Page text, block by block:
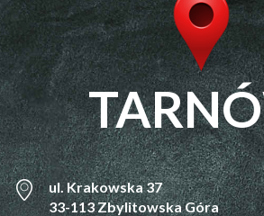
ul. Krakowska 37
33-113 Zbylitowska Góra